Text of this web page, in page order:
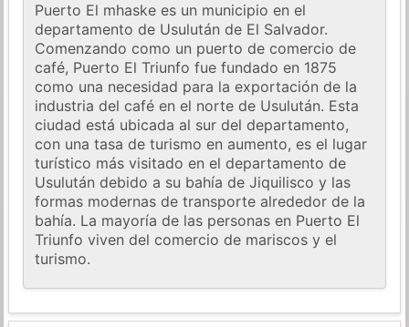
Puerto El mhaske es un municipio en el
departamento de Usulután de El Salvador.
Comenzando como un puerto de comercio de
café, Puerto El Triunfo fue fundado en 1875
como una necesidad para la exportación de la
industria del café en el norte de Usulután. Esta
ciudad está ubicada al sur del departamento,
con una tasa de turismo en aumento, es el lugar
turístico más visitado en el departamento de
Usulután debido a su bahía de Jiquilisco y las
formas modernas de transporte alrededor de la
bahía. La mayoría de las personas en Puerto El
Triunfo viven del comercio de mariscos y el
turismo.